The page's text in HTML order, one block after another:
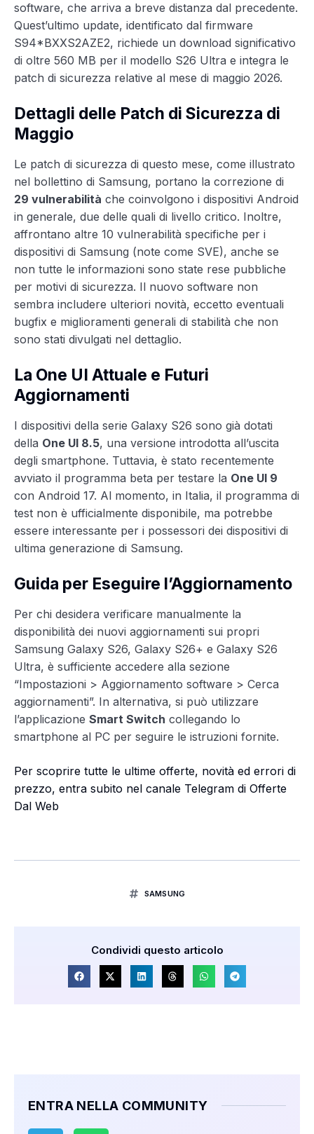
software, che arriva a breve distanza dal precedente.
Quest’ultimo update, identificato dal firmware
S94*BXXS2AZE2, richiede un download significativo
di oltre 560 MB per il modello S26 Ultra e integra le
patch di sicurezza relative al mese di maggio 2026.
Dettagli delle Patch di Sicurezza di
Maggio
Le patch di sicurezza di questo mese, come illustrato
nel bollettino di Samsung, portano la correzione di
29 vulnerabilità che coinvolgono i dispositivi Android
in generale, due delle quali di livello critico. Inoltre,
affrontano altre 10 vulnerabilità specifiche per i
dispositivi di Samsung (note come SVE), anche se
non tutte le informazioni sono state rese pubbliche
per motivi di sicurezza. Il nuovo software non
sembra includere ulteriori novità, eccetto eventuali
bugfix e miglioramenti generali di stabilità che non
sono stati divulgati nel dettaglio.
La One UI Attuale e Futuri
Aggiornamenti
I dispositivi della serie Galaxy S26 sono già dotati
della One UI 8.5, una versione introdotta all’uscita
degli smartphone. Tuttavia, è stato recentemente
avviato il programma beta per testare la One UI 9
con Android 17. Al momento, in Italia, il programma di
test non è ufficialmente disponibile, ma potrebbe
essere interessante per i possessori dei dispositivi di
ultima generazione di Samsung.
Guida per Eseguire l’Aggiornamento
Per chi desidera verificare manualmente la
disponibilità dei nuovi aggiornamenti sui propri
Samsung Galaxy S26, Galaxy S26+ e Galaxy S26
Ultra, è sufficiente accedere alla sezione
“Impostazioni > Aggiornamento software > Cerca
aggiornamenti”. In alternativa, si può utilizzare
l’applicazione Smart Switch collegando lo
smartphone al PC per seguire le istruzioni fornite.
Per scoprire tutte le ultime offerte, novità ed errori di
prezzo, entra subito nel canale Telegram di Offerte
Dal Web
SAMSUNG
Condividi questo articolo
ENTRA NELLA COMMUNITY